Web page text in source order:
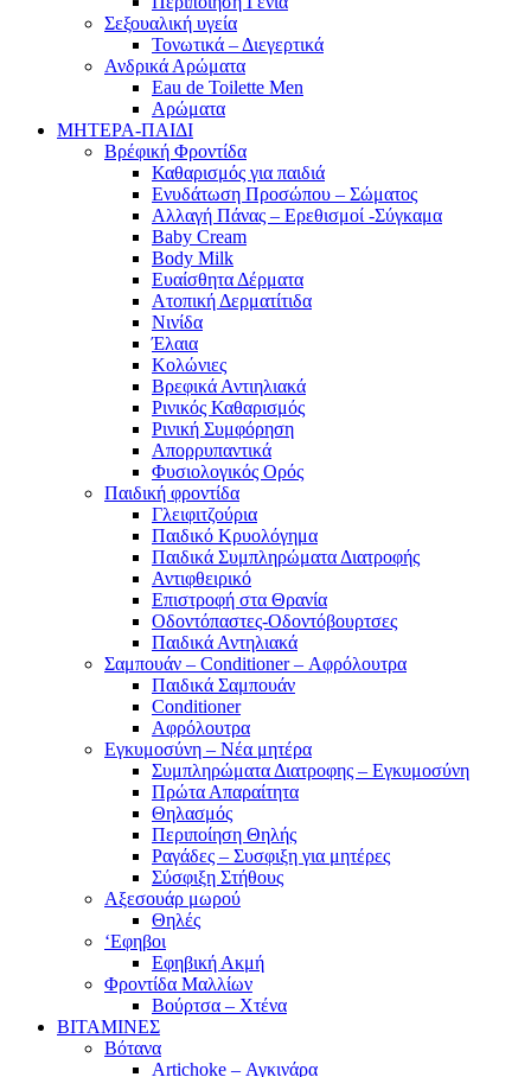
Σεξουαλική υγεία
Τονωτικά – Διεγερτικά
Ανδρικά Αρώματα
Eau de Toilette Men
Αρώματα
ΜΗΤΕΡΑ-ΠΑΙΔΙ
Βρέφική Φροντίδα
Καθαρισμός για παιδιά
Ενυδάτωση Προσώπου – Σώματος
Αλλαγή Πάνας – Ερεθισμοί -Σύγκαμα
Baby Cream
Body Milk
Ευαίσθητα Δέρματα
Ατοπική Δερματίτιδα
Νινίδα
Έλαια
Κολώνιες
Βρεφικά Αντιηλιακά
Ρινικός Καθαρισμός
Ρινική Συμφόρηση
Απορρυπαντικά
Φυσιολογικός Ορός
Παιδική φροντίδα
Γλειφιτζούρια
Παιδικό Κρυολόγημα
Παιδικά Συμπληρώματα Διατροφής
Αντιφθειρικό
Επιστροφή στα Θρανία
Οδοντόπαστες-Οδοντόβουρτσες
Παιδικά Αντηλιακά
Σαμπουάν – Conditioner – Αφρόλουτρα
Παιδικά Σαμπουάν
Conditioner
Αφρόλουτρα
Εγκυμοσύνη – Νέα μητέρα
Συμπληρώματα Διατροφης – Εγκυμοσύνη
Πρώτα Απαραίτητα
Θηλασμός
Περιποίηση Θηλής
Ραγάδες – Συσφιξη για μητέρες
Σύσφιξη Στήθους
Αξεσουάρ μωρού
Θηλές
‘Εφηβοι
Εφηβική Ακμή
Φροντίδα Μαλλίων
Βούρτσα – Χτένα
ΒΙΤΑΜΙΝΕΣ
Βότανα
Artichoke – Αγκινάρα